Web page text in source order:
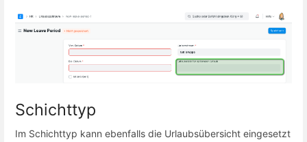
Schichttyp
Im Schichttyp kann ebenfalls die Urlaubsübersicht eingesetzt